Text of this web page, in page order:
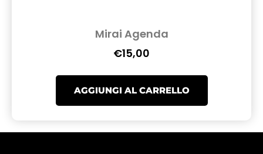
Mirai Agenda
€15,00
AGGIUNGI AL CARRELLO